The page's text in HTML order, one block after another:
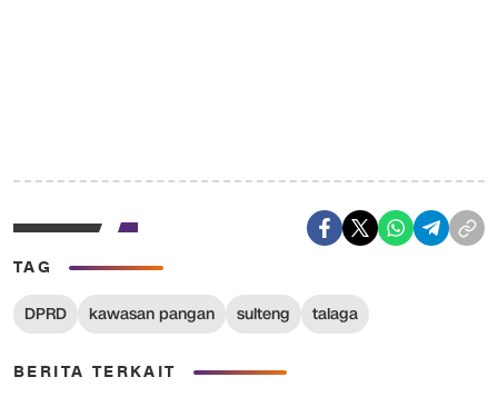
TAG
DPRD kawasan pangan sulteng talaga
BERITA TERKAIT